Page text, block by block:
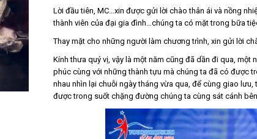
Lời đầu tiên, MC…xin được gửi lời chào thân ái và nồng
thành viên của đại gia đình…chúng ta có mặt trong bữa
Thay mặt cho những người làm chương trình, xin gửi lời
Kính thưa quý vị, vậy là một năm cũng đã dần đi qua,
phúc cùng với những thành tựu mà chúng ta đã có được
nhau nhìn lại chuỗi ngày tháng vừa qua, để cùng giao
được trong suốt chặng đường chúng ta cùng sát cánh